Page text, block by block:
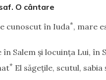
O cântare
cunoscut în Iuda*, mare
Salem şi locuinţa Lui, în
* El săgeţile, scutul,